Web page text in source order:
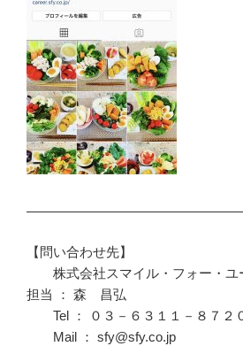
【問い合わせ先】
株式会社スマイル・フォー・
担当 ： 森 昌弘
Tel ： ０３－６３１１－８７２
Mail ： sfy@sfy.co.jp